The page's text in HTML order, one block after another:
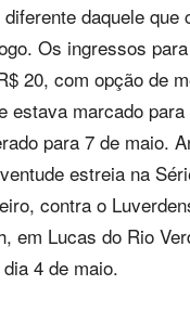
daquele que
Os ingressos
20, com opção de
estava marcado para
para 7 de maio.
estreia na
contra o
em Lucas do Rio
4 de maio.